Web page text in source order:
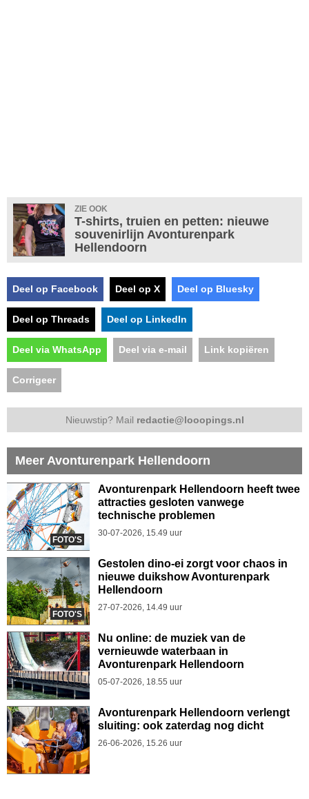
ZIE OOK
T-shirts, truien en petten: nieuwe
souvenirlijn Avonturenpark
Hellendoorn
Deel op Facebook Deel op X Deel op Bluesky
Deel op Threads Deel op LinkedIn
Deel via WhatsApp Deel via e-mail Link kopiëren
Corrigeer
Nieuwstip? Mail redactie@looopings.nl
Meer Avonturenpark Hellendoorn
FOTO'S
Avonturenpark Hellendoorn heeft twee
attracties gesloten vanwege
technische problemen
30-07-2026, 15.49 uur
FOTO'S
Gestolen dino-ei zorgt voor chaos in
nieuwe duikshow Avonturenpark
Hellendoorn
27-07-2026, 14.49 uur
Nu online: de muziek van de
vernieuwde waterbaan in
Avonturenpark Hellendoorn
05-07-2026, 18.55 uur
Avonturenpark Hellendoorn verlengt
sluiting: ook zaterdag nog dicht
26-06-2026, 15.26 uur